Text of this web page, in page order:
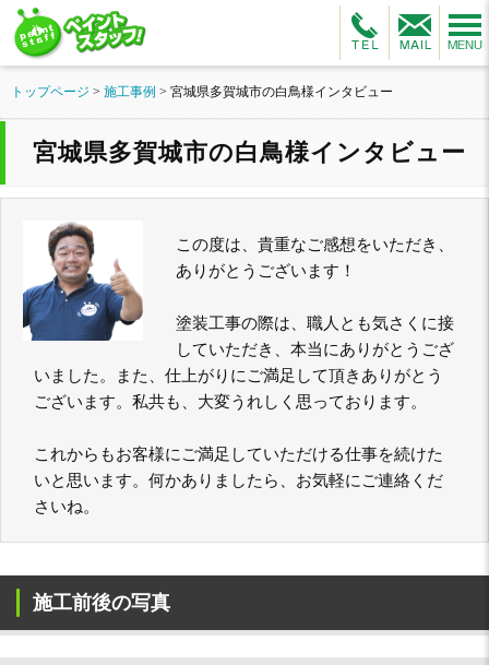
トップページ > 施工事例 > 宮城県多賀城市の白鳥様インタビュー
宮城県多賀城市の白鳥様インタビュー
この度は、貴重なご感想をいただき、
ありがとうございます！
塗装工事の際は、職人とも気さくに接
していただき、本当にありがとうござ
いました。また、仕上がりにご満足して頂きありがとう
ございます。私共も、大変うれしく思っております。
これからもお客様にご満足していただける仕事を続けた
いと思います。何かありましたら、お気軽にご連絡くだ
さいね。
施工前後の写真